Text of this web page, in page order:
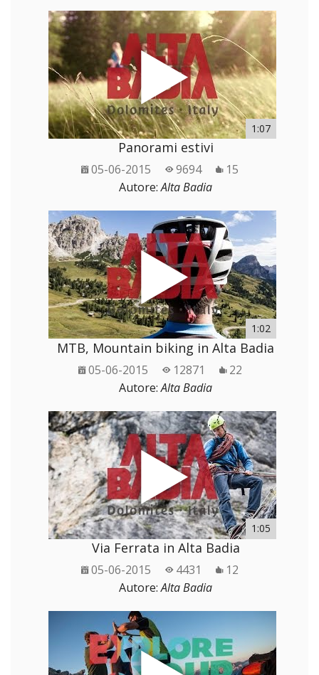
1:07
Panorami estivi
05-06-2015 9694
15
Autore:Alta Badia
1:02
MTB, Mountain biking in Alta Badia
05-06-2015 12871
22
Autore:Alta Badia
1:05
Via Ferrata in Alta Badia
05-06-2015 4431
12
Autore:Alta Badia